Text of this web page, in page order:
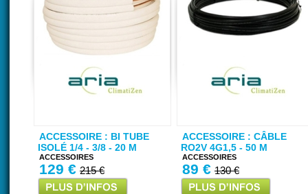
ACCESSOIRE : BI TUBE
ISOLÉ 1/4 - 3/8 - 20 M
ACCESSOIRES
129 € 215 €
ACCESSOIRE : CÂBLE
RO2V 4G1,5 - 50 M
ACCESSOIRES
89 € 130 €